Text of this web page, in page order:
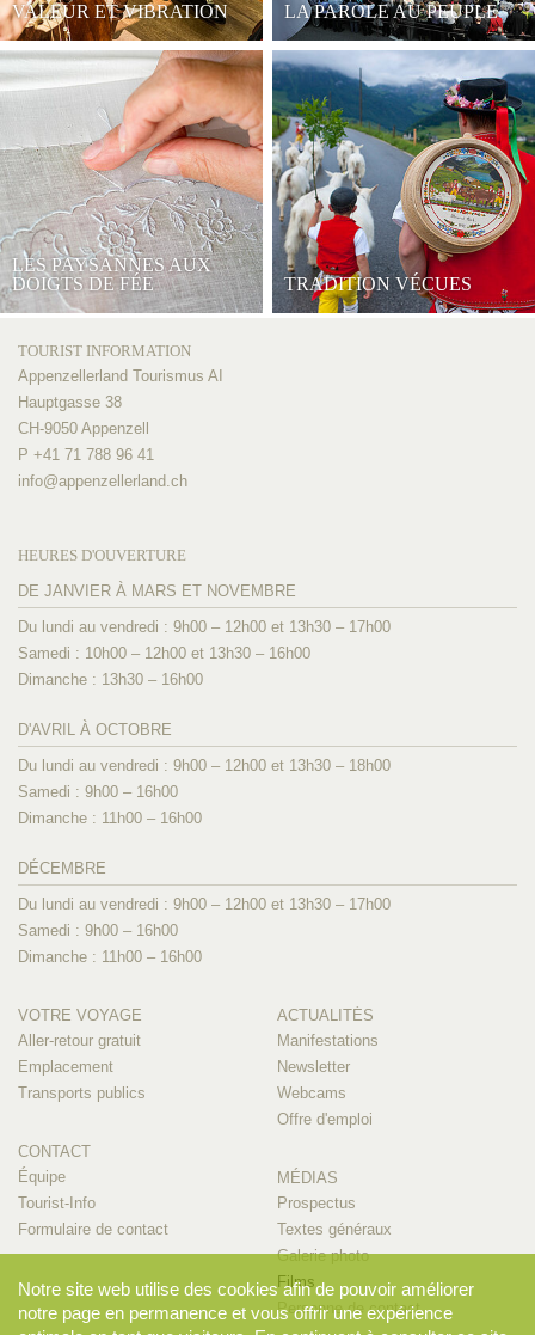
VALEUR ET VIBRATION LA PAROLE AU PEUPLE
LES PAYSANNES AUX
DOIGTS DE FÉE
TRADITION VÉCUES
TOURIST INFORMATION
Appenzellerland Tourismus AI
Hauptgasse 38
CH-9050 Appenzell
P +41 71 788 96 41
info@appenzellerland.ch
HEURES D'OUVERTURE
DE JANVIER À MARS ET NOVEMBRE
Du lundi au vendredi : 9h00 – 12h00 et 13h30 – 17h00
Samedi : 10h00 – 12h00 et 13h30 – 16h00
Dimanche : 13h30 – 16h00
D'AVRIL À OCTOBRE
Du lundi au vendredi : 9h00 – 12h00 et 13h30 – 18h00
Samedi : 9h00 – 16h00
Dimanche : 11h00 – 16h00
DÉCEMBRE
Du lundi au vendredi : 9h00 – 12h00 et 13h30 – 17h00
Samedi : 9h00 – 16h00
Dimanche : 11h00 – 16h00
VOTRE VOYAGE
Aller-retour gratuit
Emplacement
Transports publics
CONTACT
Équipe
Tourist-Info
Formulaire de contact
ACTUALITÉS
Manifestations
Newsletter
Webcams
Offre d'emploi
MÉDIAS
Prospectus
Textes généraux
Galerie photo
Films
Personne de contact
Notre site web utilise des cookies afin de pouvoir améliorer
notre page en permanence et vous offrir une expérience